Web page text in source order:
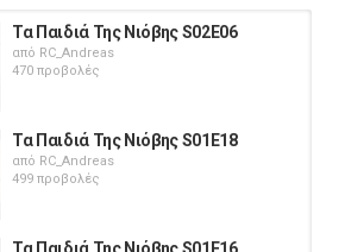
Τα Παιδιά Της Νιόβης S02E06
από RC_Andreas
470 προβολές
Τα Παιδιά Της Νιόβης S01E18
από RC_Andreas
499 προβολές
Τα Παιδιά Της Νιόβης S01E16